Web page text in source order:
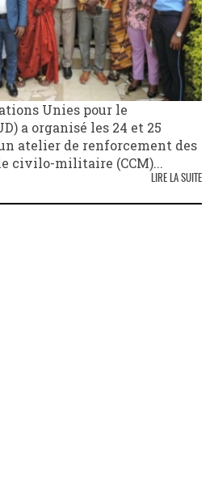
Unies pour le
a organisé les 24 et 25
atelier de renforcement des
civilo-militaire (CCM)...
LIRE LA SUITE